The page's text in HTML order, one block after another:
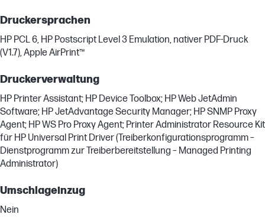
Druckersprachen
HP PCL 6, HP Postscript Level 3 Emulation, nativer PDF-Druck
(V1.7), Apple AirPrint™
Druckerverwaltung
HP Printer Assistant; HP Device Toolbox; HP Web JetAdmin
Software; HP JetAdvantage Security Manager; HP SNMP Proxy
Agent; HP WS Pro Proxy Agent; Printer Administrator Resource Kit
für HP Universal Print Driver (Treiberkonfigurationsprogramm –
Dienstprogramm zur Treiberbereitstellung – Managed Printing
Administrator)
Umschlageinzug
Nein